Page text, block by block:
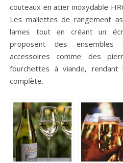
couteaux en acier inoxydable
Les mallettes de rangement
lames tout en créant un
proposent des ensembles
accessoires comme des
fourchettes à viande, rendant
complète.